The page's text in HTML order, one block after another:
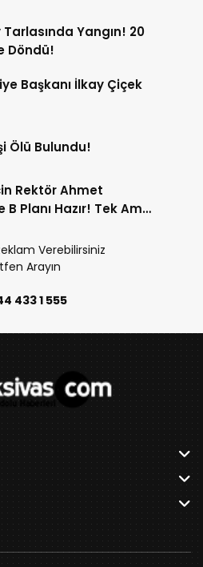
Yangın! 20
Döndü!
Başkanı İlkay Çiçek
Ölü Bulundu!
Rektör Ahmet
Planı Hazır! Tek Amaç
Verebilirsiniz
Arayın
433 1 555